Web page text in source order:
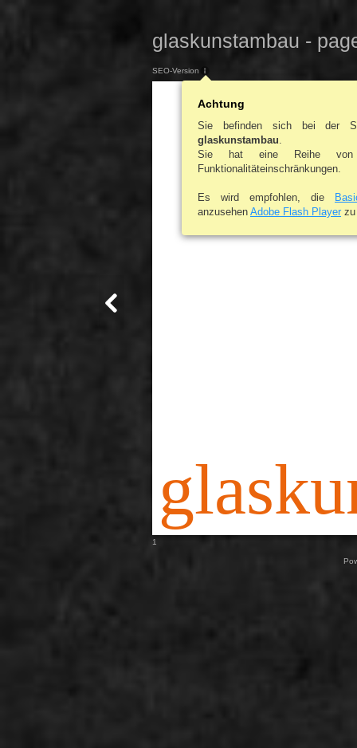
glaskunstambau -
SEO-Version
Achtung
Sie befinden sich bei der
glaskunstambau
Sie hat eine Reihe von
Funktionalitäteinschränkungen.
Es wird empfohlen, die
anzusehen Adobe Flash Player
1